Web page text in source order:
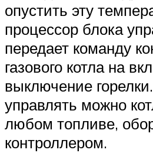
опустить эту
процессор блока
передает команду
газового котла на
выключение
управлять можно
любом топливе,
контроллером.